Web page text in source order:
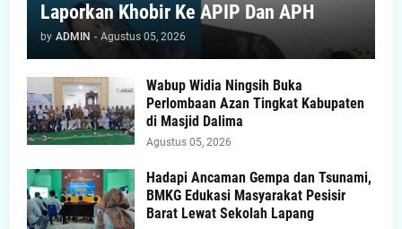
Laporkan Khobir Ke APIP Dan APH
by ADMIN - Agustus 05, 2026
Wabup Widia Ningsih Buka
Perlombaan Azan Tingkat Kabupaten
di Masjid Dalima
Agustus 05, 2026
Hadapi Ancaman Gempa dan Tsunami,
BMKG Edukasi Masyarakat Pesisir
Barat Lewat Sekolah Lapang